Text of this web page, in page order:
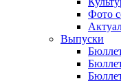
Фото
Выпуски